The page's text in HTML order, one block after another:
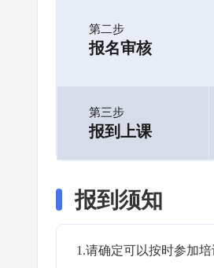
第二步
报名审核
第三步
报到上课
报到须知
1.请确定可以按时参加